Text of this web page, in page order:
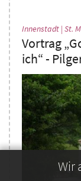
Wir
Innenstadt | St.
Vortrag
ich“ -